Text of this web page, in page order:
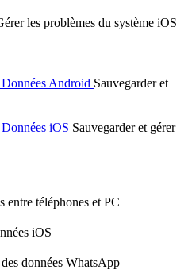
les problèmes du système iOS
Android Sauvegarder et
iOS Sauvegarder et gérer
entre téléphones et PC
iOS
données WhatsApp